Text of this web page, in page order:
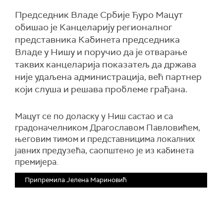
Председник Владе Србије Ђуро Мацут
обишао је Канцеларију регионалног
представника Кабинета председника
Владе у Нишу и поручио да је отварање
таквих канцеларија показатељ да држава
није удаљена администрација, већ партнер
који слуша и решава проблеме грађана.
Мацут се по доласку у Ниш састао и са
градоначелником Драгославом Павловићем,
његовим тимом и представницима локалних
јавних предузећа, саопштено је из кабинета
премијера.
Припремила Јелена Мариновић